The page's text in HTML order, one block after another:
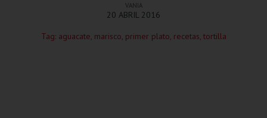
VANIA
20 ABRIL 2016
Tag: aguacate, marisco, primer plato, recetas, tortilla